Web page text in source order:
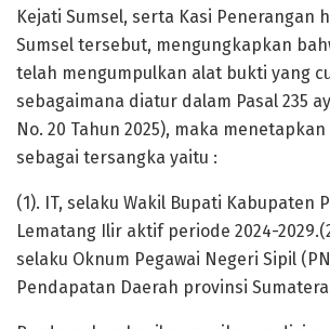
Kejati Sumsel, serta Kasi Penerangan
Sumsel tersebut, mengungkapkan
telah mengumpulkan alat bukti yang
sebagaimana diatur dalam Pasal 235
No. 20 Tahun 2025), maka
sebagai tersangka yaitu :
(1). IT, selaku Wakil Bupati Kabupaten
Lematang Ilir aktif periode 2024-
selaku Oknum Pegawai Negeri Sipil
Pendapatan Daerah provinsi